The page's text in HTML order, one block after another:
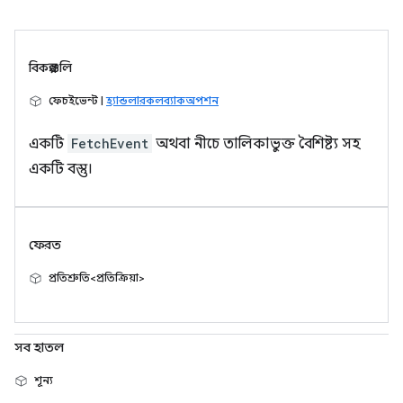
বিকল্পগুলি
ফেচইভেন্ট |হ্যান্ডলারকলব্যাকঅপশন
একটি FetchEvent অথবা নীচে তালিকাভুক্ত বৈশিষ্ট্য সহ
একটি বস্তু।
ফেরত
প্রতিশ্রুতি<প্রতিক্রিয়া>
সব হাতল
শূন্য